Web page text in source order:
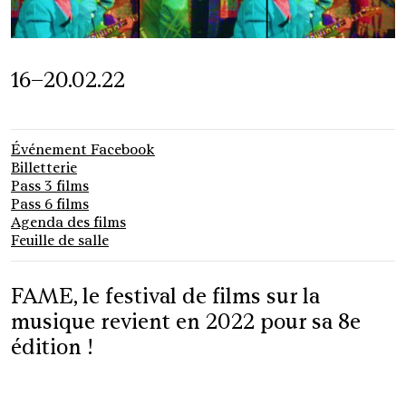
FAME, le festival de films sur la
musique revient en 2022 pour sa 8e
édition !
16–20.02.22
Événement Facebook
Billetterie
Pass 3 films
Pass 6 films
Agenda des films
Feuille de salle